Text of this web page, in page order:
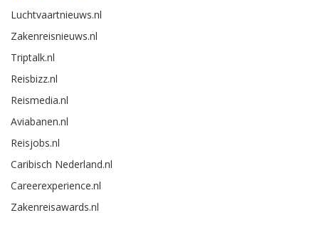
Luchtvaartnieuws.nl
Zakenreisnieuws.nl
Triptalk.nl
Reisbizz.nl
Reismedia.nl
Aviabanen.nl
Reisjobs.nl
Caribisch Nederland.nl
Careerexperience.nl
Zakenreisawards.nl